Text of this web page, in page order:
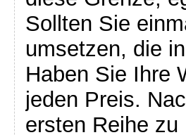
Sollten Sie
umsetzen, die
Haben Sie Ihre
jeden Preis.
ersten Reihe